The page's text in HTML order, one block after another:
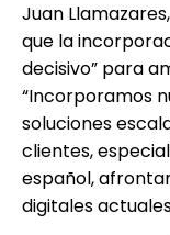
Juan
que la
decisivo” para
“Incorporamos
soluciones
clientes,
español,
digitales